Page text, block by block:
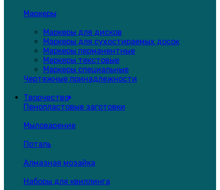
Маркеры
Маркеры для дисков
Маркеры для сухостираемых досок
Маркеры перманентные
Маркеры текстовые
Маркеры специальные
Чертежные принадлежности
Творчество
Пенопластовые заготовки
Мыловарение
Поталь
Алмазная мозайка
Наборы для квиллинга